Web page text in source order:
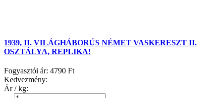
1939, II. VILÁGHÁBORÚS NÉMET VASKERESZT II.
OSZTÁLYA, REPLIKA!
Fogyasztói ár: 4790 Ft
Kedvezmény:
Ár / kg: